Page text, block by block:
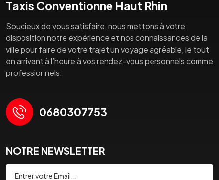
Taxis Conventionne Haut Rhin
Soucieux de vous satisfaire, nous mettons à votre
disposition notre expérience et nos connaissances de la
ville pour faire de votre trajet un voyage agréable, le tout
en arrivant à l’heure à vos rendez-vous personnels comme
professionnels.
0680307753
NOTRE NEWSLETTER